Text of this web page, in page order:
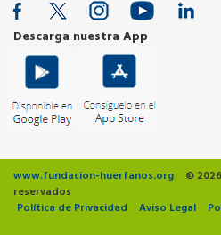
Descarga nuestra App
www.fundacion-huerfanos.org
©
reservados
Política de Privacidad
Aviso Legal